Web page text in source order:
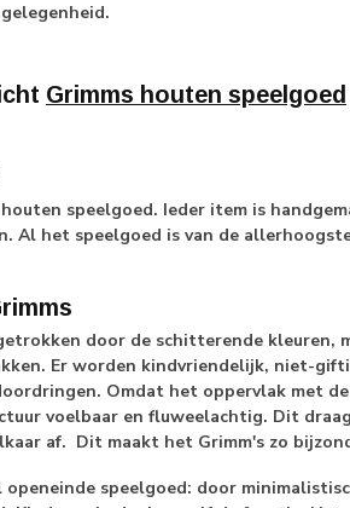
Grimms houten speelgoed
speelgoed. Ieder item is
Al het speelgoed is van de
door de schitterende kleuren,
Er worden kindvriendelijk, niet-
Omdat het oppervlak met
voelbaar en fluweelachtig. Dit
af. Dit maakt het Grimm's zo
openeinde speelgoed: door